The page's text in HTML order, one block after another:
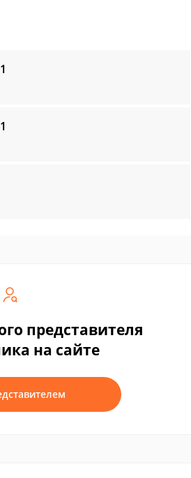
представителя
на сайте